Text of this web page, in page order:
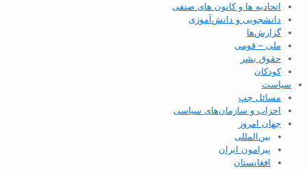
اتحادیه ها و کانون های صنفی
دانشجویی و دانش‌آموزی
گزارش‌ها
ملی – قومی
حقوق بشر
کودکان
سیاست
مسائل چپ
احزاب و سازمان‌های سیاسی
جهان امروز
بین‌المللی
پیرامون ایران
افغانستان